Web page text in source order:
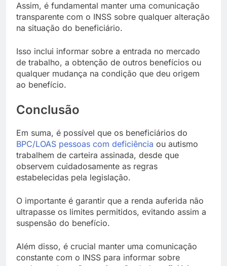
Assim, é fundamental manter uma comunicação
transparente com o INSS sobre qualquer alteração
na situação do beneficiário.
Isso inclui informar sobre a entrada no mercado
de trabalho, a obtenção de outros benefícios ou
qualquer mudança na condição que deu origem
ao benefício.
Conclusão
Em suma, é possível que os beneficiários do
BPC/LOAS pessoas com deficiência ou autismo
trabalhem de carteira assinada, desde que
observem cuidadosamente as regras
estabelecidas pela legislação.
O importante é garantir que a renda auferida não
ultrapasse os limites permitidos, evitando assim a
suspensão do benefício.
Além disso, é crucial manter uma comunicação
constante com o INSS para informar sobre